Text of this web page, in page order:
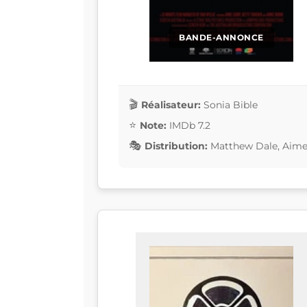
BANDE-ANNONCE
Réalisateur: Sonia Bible
Note: IMDb 7.2
Distribution: Matthew Dale,